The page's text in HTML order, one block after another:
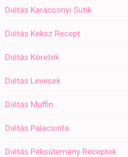
Diétás Karácsonyi Sütik
Diétás Keksz Recept
Diétás Köretek
Diétás Levesek
Diétás Muffin
Diétás Palacsinta
Diétás Péksütemény Receptek